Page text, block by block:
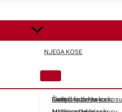
Skidači farbe za kosu
Električne četke za kosu
NJEGA KOSE
Šamponi za kosu